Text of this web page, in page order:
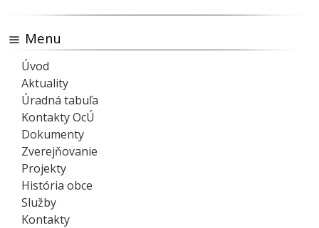
Menu
Úvod
Aktuality
Úradná tabuľa
Kontakty OcÚ
Dokumenty
Zverejňovanie
Projekty
História obce
Služby
Kontakty